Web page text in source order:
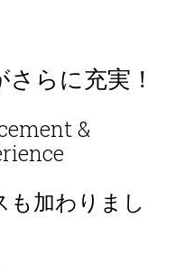
らに充実！
&
も加わりまし